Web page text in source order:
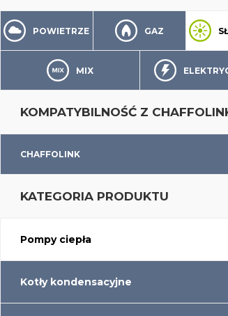
POWIETRZE GAZ
MIX
KOMPATYBILNOŚĆ Z
CHAFFOLINK
KATEGORIA PRODUKTU
Pompy ciepła
Kotły kondensacyjne